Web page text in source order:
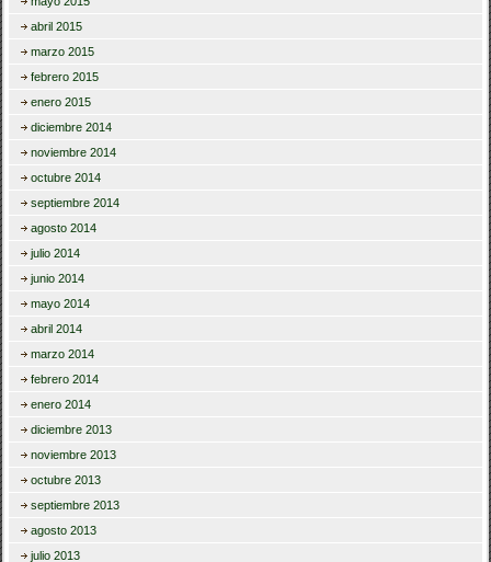
abril 2015
marzo 2015
febrero 2015
enero 2015
diciembre 2014
noviembre 2014
octubre 2014
septiembre 2014
agosto 2014
julio 2014
junio 2014
mayo 2014
abril 2014
marzo 2014
febrero 2014
enero 2014
diciembre 2013
noviembre 2013
octubre 2013
septiembre 2013
agosto 2013
julio 2013